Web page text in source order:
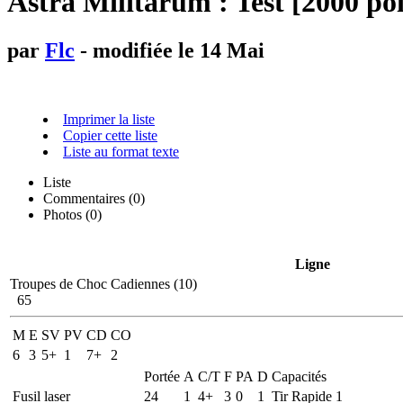
par Flc - modifiée le 14 Mai
Imprimer la liste
Copier cette liste
Liste au format texte
Liste
Commentaires (0)
Photos (0)
Ligne
Troupes de Choc Cadiennes (10)
65
M E SV PV CD CO
6 3 5+ 1 7+
2
Portée A C/T F PA D Capacités
Fusil laser
24 1 4+ 3 0 1 Tir Rapide 1